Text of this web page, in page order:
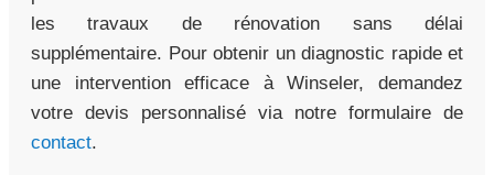
les travaux de rénovation sans délai
supplémentaire. Pour obtenir un diagnostic rapide et
une intervention efficace à Winseler, demandez
votre devis personnalisé via notre formulaire de
contact.